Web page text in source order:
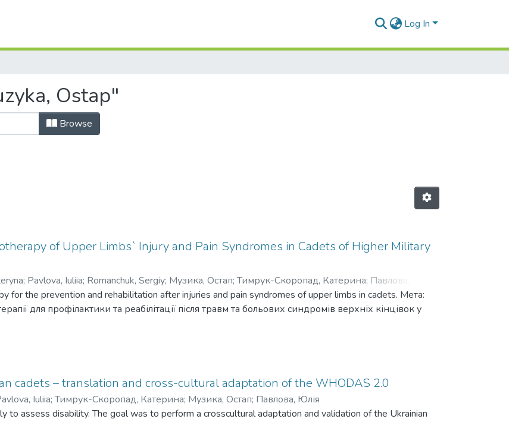
Log In
Ostap"
Browse
of Upper Limbs` Injury and Pain Syndromes in Cadets of Higher Military
; Pavlova, Iuliia; Romanchuk, Sergiy; Музика, Остап;Тимрук-Скоропад, Катерина; Павлова, Юлія
for the prevention and rehabilitation after injuries and pain syndromes of upper limbs in cadets. Мета:
для профілактики та реабілітації після травм та больових синдромів верхніх кінцівок у
cadets – translation and cross-cultural adaptation of the WHODAS 2.0
Iuliia;Тимрук-Скоропад, Катерина; Музика, Остап; Павлова, Юлія
assess disability. The goal was to perform a crosscultural adaptation and validation of the Ukrainian